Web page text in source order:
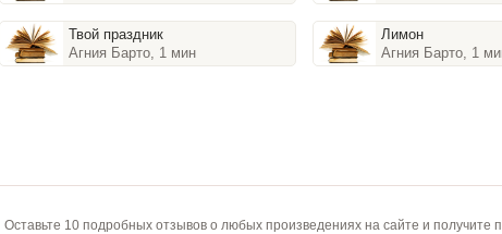
Твой праздник
Агния Барто, 1 мин
Лимон
Агния Барто, 1
Оставьте 10 подробных отзывов о любых произведениях на сайте и получите